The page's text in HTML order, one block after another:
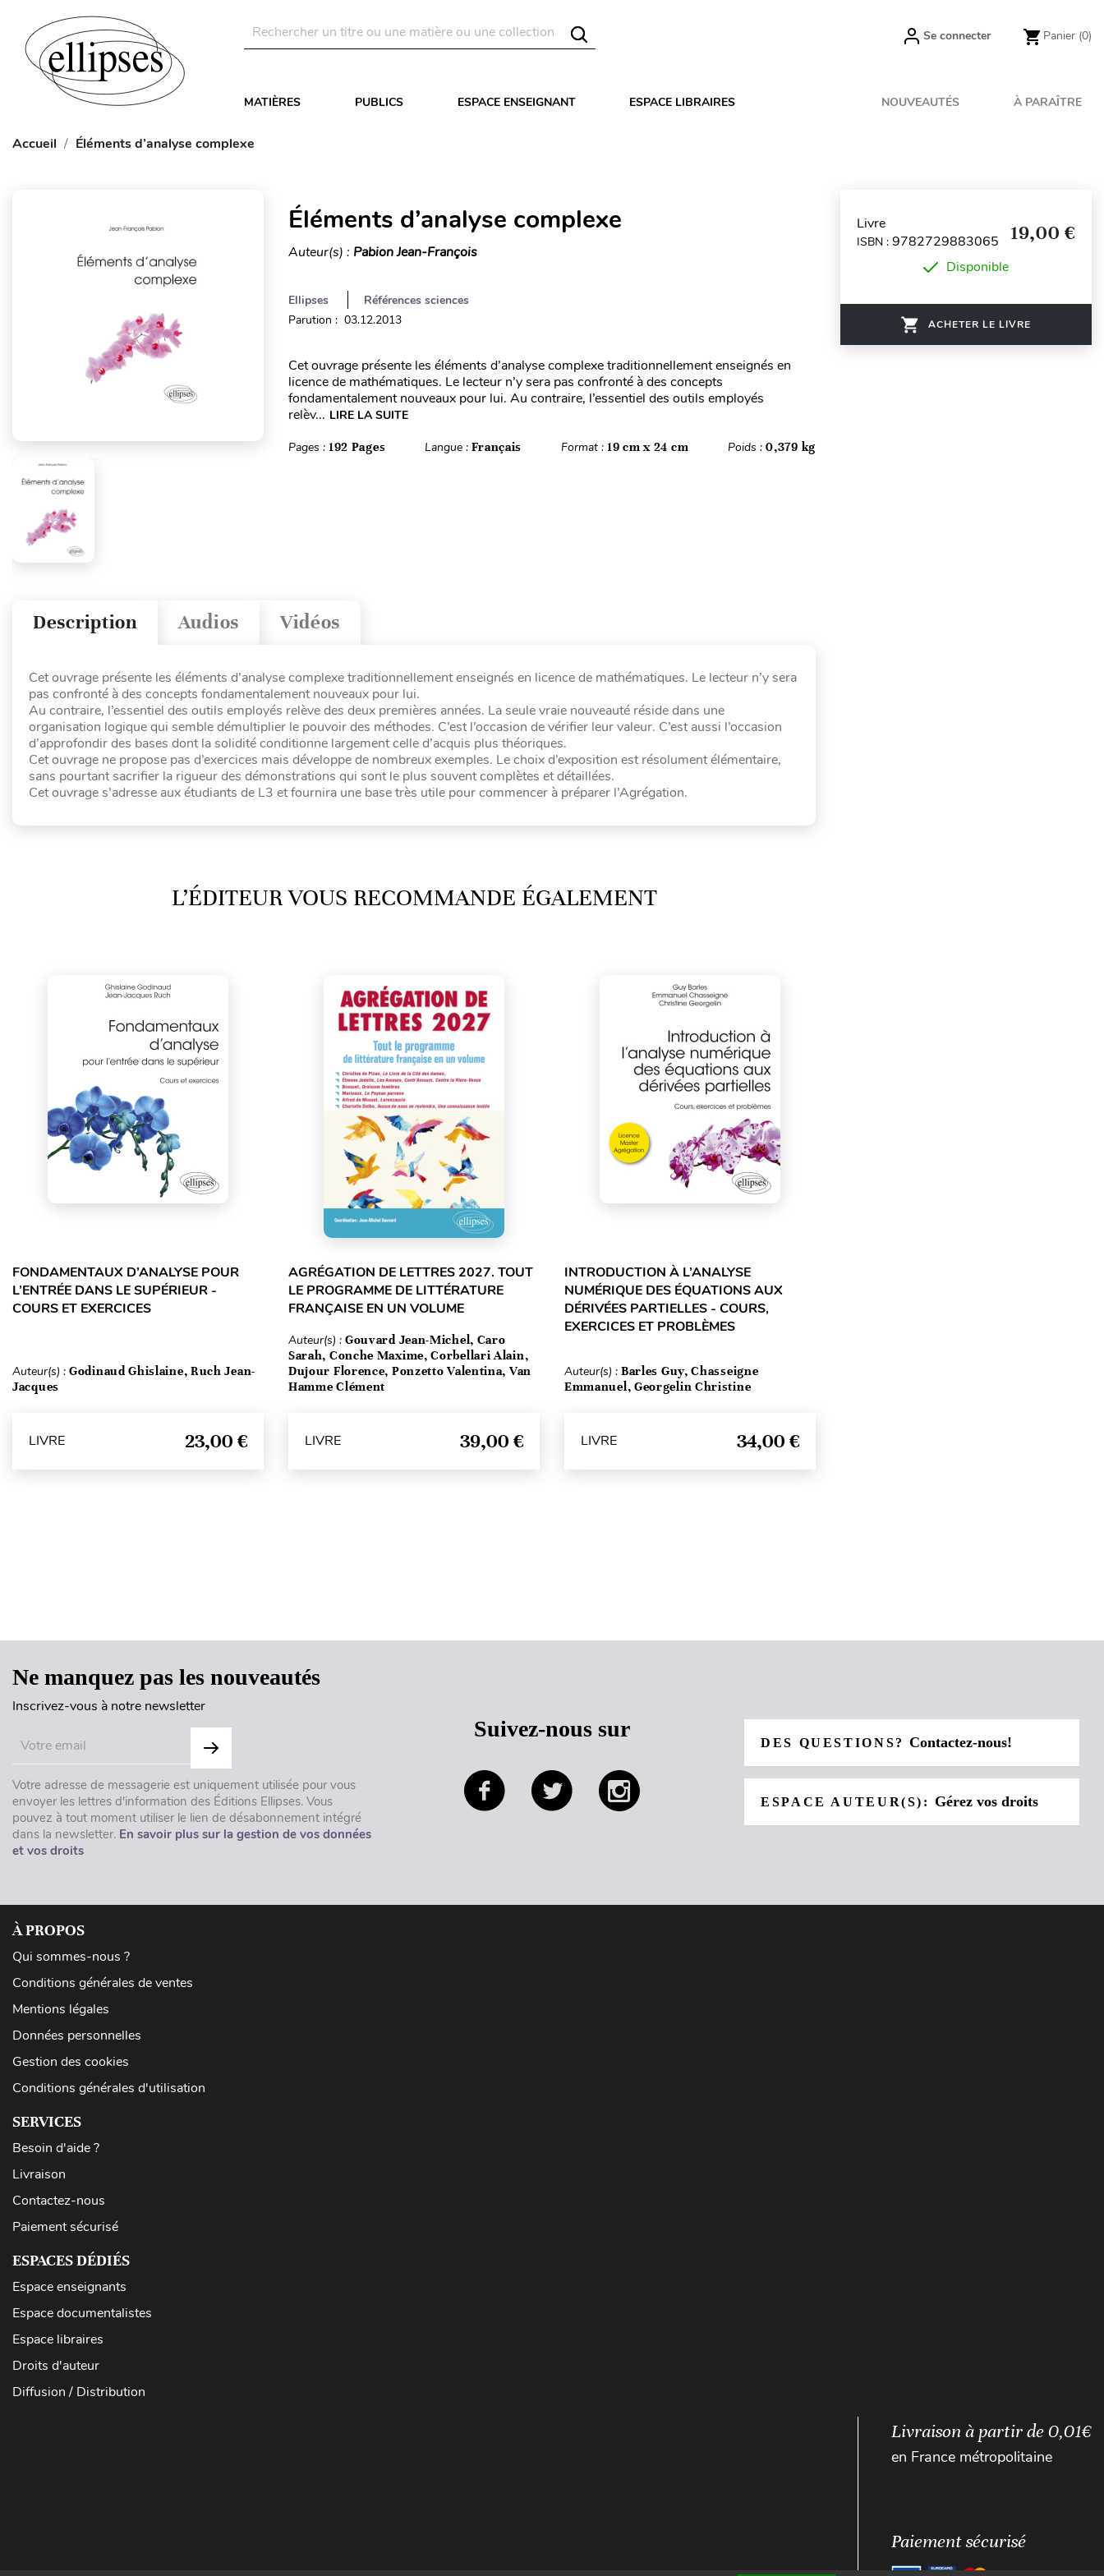
Se connecter Panier (0)
MATIÈRES PUBLICS ESPACE ENSEIGNANT ESPACE LIBRAIRES NOUVEAUTÉS À PARAÎTRE
Accueil Éléments d’analyse complexe
Éléments d’analyse complexe
Auteur(s) : Pabion Jean-François
Ellipses
Références sciences
Parution : 03.12.2013
Cet ouvrage présente les éléments d’analyse complexe traditionnellement enseignés en
licence de mathématiques. Le lecteur n’y sera pas confronté à des concepts
fondamentalement nouveaux pour lui. Au contraire, l’essentiel des outils employés
relèv... LIRE LA SUITE
Pages : 192 Pages Langue :Français Format :19 cm x 24 cm Poids :0,379 kg
Vidéos
Audios
Description
Cet ouvrage présente les éléments d’analyse complexe traditionnellement enseignés en licence de mathématiques. Le lecteur n’y sera
pas confronté à des concepts fondamentalement nouveaux pour lui.
Au contraire, l’essentiel des outils employés relève des deux premières années. La seule vraie nouveauté réside dans une
organisation logique qui semble démultiplier le pouvoir des méthodes. C’est l’occasion de vérifier leur valeur. C’est aussi l’occasion
d’approfondir des bases dont la solidité conditionne largement celle d’acquis plus théoriques.
Cet ouvrage ne propose pas d’exercices mais développe de nombreux exemples. Le choix d’exposition est résolument élémentaire,
sans pourtant sacrifier la rigueur des démonstrations qui sont le plus souvent complètes et détaillées.
Cet ouvrage s’adresse aux étudiants de L3 et fournira une base très utile pour commencer à préparer l’Agrégation.
L’ÉDITEUR VOUS RECOMMANDE ÉGALEMENT
FONDAMENTAUX D’ANALYSE POUR
L’ENTRÉE DANS LE SUPÉRIEUR -
COURS ET EXERCICES
Auteur(s) : Godinaud Ghislaine, Ruch Jean-
Jacques
LIVRE 23,00 €
AGRÉGATION DE LETTRES 2027. TOUT
LE PROGRAMME DE LITTÉRATURE
FRANÇAISE EN UN VOLUME
Auteur(s) : Gouvard Jean-Michel, Caro
Sarah, Conche Maxime, Corbellari Alain,
Dujour Florence, Ponzetto Valentina, Van
Hamme Clément
LIVRE 39,00 €
INTRODUCTION À L’ANALYSE
NUMÉRIQUE DES ÉQUATIONS AUX
DÉRIVÉES PARTIELLES - COURS,
EXERCICES ET PROBLÈMES
Auteur(s) : Barles Guy, Chasseigne
Emmanuel, Georgelin Christine
LIVRE 34,00 €
Livre
ISBN : 9782729883065 19,00 €
Disponible
ACHETER LE LIVRE
Ne manquez pas les nouveautés
Inscrivez-vous à notre newsletter
Votre adresse de messagerie est uniquement utilisée pour vous
envoyer les lettres d'information des Éditions Ellipses. Vous
pouvez à tout moment utiliser le lien de désabonnement intégré
dans la newsletter. En savoir plus sur la gestion de vos données
et vos droits
Suivez-nous sur
DES QUESTIONS?Contactez-nous!
ESPACE AUTEUR(S): Gérez vos droits
À PROPOS
Qui sommes-nous ?
Conditions générales de ventes
Mentions légales
Données personnelles
Gestion des cookies
Conditions générales d'utilisation
SERVICES
Besoin d'aide ?
Livraison
Contactez-nous
Paiement sécurisé
ESPACES DÉDIÉS
Espace enseignants
Espace documentalistes
Espace libraires
Droits d'auteur
Diffusion / Distribution
Livraison à partir de 0,01€
en France métropolitaine
Paiement sécurisé